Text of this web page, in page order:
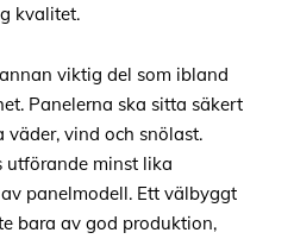
kvalitet.
viktig del som ibland
Panelerna ska sitta säkert
vind och snölast.
minst lika
panelmodell. Ett välbyggt
bara av god produktion,